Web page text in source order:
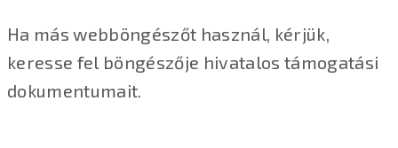
Ha más webböngészőt használ, kérjük,
keresse fel böngészője hivatalos támogatási
dokumentumait.